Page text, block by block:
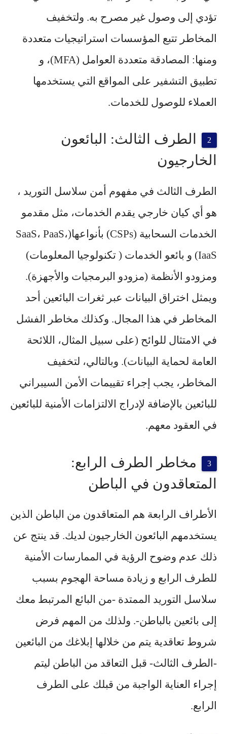
تؤدي إلى وصول غير مصرح به. ولتخفيف
المخاطر تتبع المؤسسات استراتيجيات متعددة
ومنها: المصادقة متعددة العوامل (MFA)، و
تطبيق التشفير على المواقع التي يستخدمها
العملاء للوصول للخدمات.
الطرف الثالث: البائعون
الخارجيون
الطرف الثالث في مفهوم أمن سلاسل التوريد ،
هو أي كيان خارجي يقدم الخدمات، مثل مقدمو
الخدمات السحابية (CSPs) بأنواعها(SaaS، PaaS،
IaaS) و بائعو الخدمات ( تكنولوجيا المعلومات)
ومزودو الأنظمة (مزودو البرمجيات والأجهزة).
ويمثل اختراق البيانات عبر ثغرات البائعين أحد
المخاطر في هذا المجال. وكذلك مخاطر الفشل
في الامتثال للوائح (على سبيل المثال، اللائحة
العامة لحماية البيانات). وبالتالي، لتخفيف
المخاطر، يجب إجراء تقييمات الأمن السيبراني
للبائعين بالإضافة لإدراج الالتزامات الأمنية للبائعين
في العقود معهم.
مخاطر الطرف الرابع:
المتعاقدون في الباطن
الأطراف الرابعة هم المتعاقدون من الباطن الذين
يستخدمهم البائعون الخارجيون لديك. قد ينتج عن
ذلك عدم وضوح الرؤية في الممارسات الأمنية
للطرف الرابع و زيادة مساحة الهجوم بسبب
سلاسل التوريد الممتدة -من البائع المرتبط معك
إلى بائعين بالباطن-. ولذلك من المهم فرض
شروط تعاقدية يتم من خلالها إبلاغك من البائعين
-الطرف الثالث- قبل التعاقد من الباطن ليتم
إجراء العناية الواجبة من قبلك على الطرف
الرابع.